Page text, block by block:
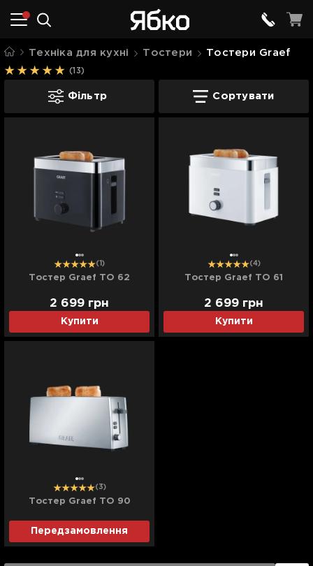
Техніка для кухні Тостери Тостери Graef
(13)
Тостери Graef
Фільтр Сортувати
(1)
Тостер Graef TO 62
Купити
2 699 грн
(4)
Тостер Graef TO 61
Купити
2 699 грн
(3)
Тостер Graef TO 90
Передзамовлення